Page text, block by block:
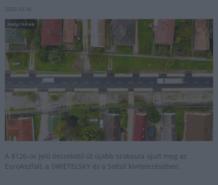
2020.10.16
Helyi hírek
A 8126-os jelű összekötő út újabb szakasza újult meg az
EuroAszfalt, a SWIETELSKY és a Soltút kivitelezésében.